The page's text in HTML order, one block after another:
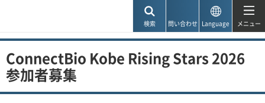
検索 問い合わせ Language メニュー
ConnectBio Kobe Rising Stars 2026
参加者募集